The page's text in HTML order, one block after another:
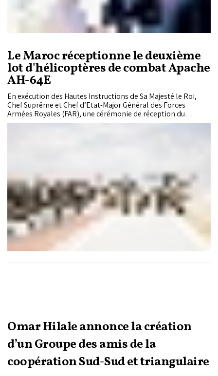
Le Maroc réceptionne le deuxième
lot d'hélicoptères de combat Apache
AH-64E
En exécution des Hautes Instructions de Sa Majesté le Roi,
Chef Suprême et Chef d’Etat-Major Général des Forces
Armées Royales (FAR), une cérémonie de réception du
deuxième lot de sept hélicoptères de combat Apache AH-64E,
Omar Hilale annonce la création
d’un Groupe des amis de la
coopération Sud-Sud et triangulaire